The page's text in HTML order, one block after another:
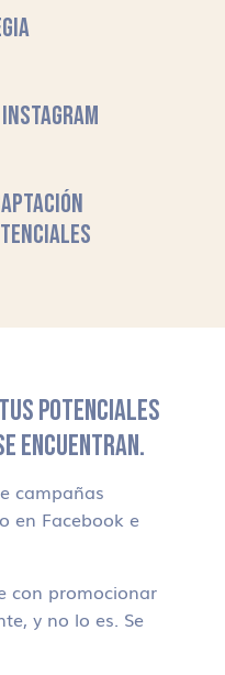
POTENCIALES
ENCUENTRAN.
campañas
en Facebook e
con promocionar
y no lo es. Se